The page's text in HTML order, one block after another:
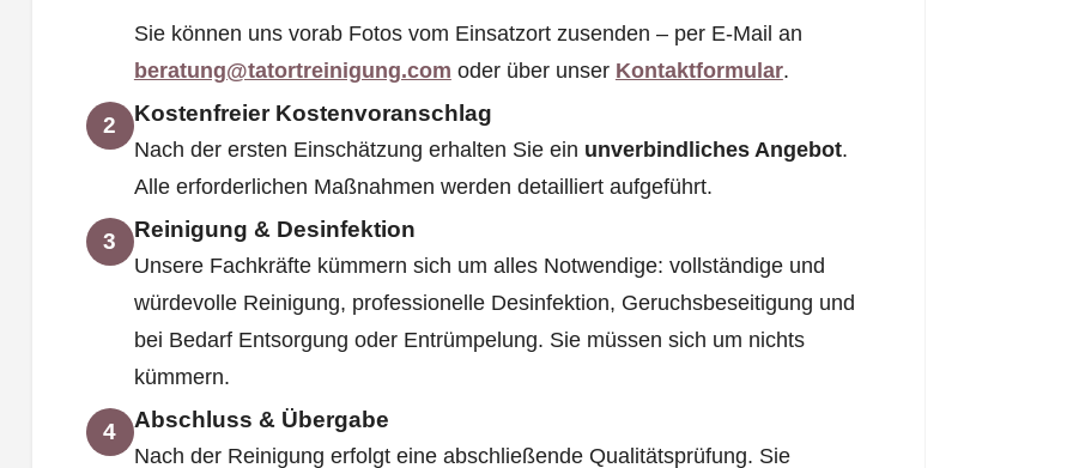
Sie können uns vorab Fotos vom Einsatzort zusenden – per E-Mail an
beratung@tatortreinigung.com oder über unser Kontaktformular.
2 Kostenfreier Kostenvoranschlag
Nach der ersten Einschätzung erhalten Sie ein unverbindliches Angebot.
Alle erforderlichen Maßnahmen werden detailliert aufgeführt.
3 Reinigung & Desinfektion
Unsere Fachkräfte kümmern sich um alles Notwendige: vollständige und
würdevolle Reinigung, professionelle Desinfektion, Geruchsbeseitigung und
bei Bedarf Entsorgung oder Entrümpelung. Sie müssen sich um nichts
kümmern.
4 Abschluss & Übergabe
Nach der Reinigung erfolgt eine abschließende Qualitätsprüfung. Sie